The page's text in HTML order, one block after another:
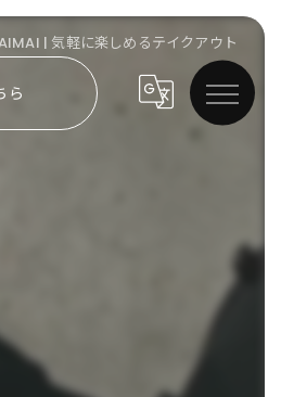
| 気軽に楽しめるテイクアウト
ら